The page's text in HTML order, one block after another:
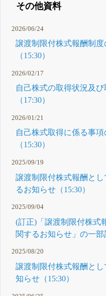
その他資料
2026/06/24
譲渡制限付株式報酬制
（15:30）
2026/02/17
自己株式の取得状況及
（17:30）
2026/01/21
自己株式取得に係る事
（15:30）
2025/09/19
譲渡制限付株式報酬と
るお知らせ（15:30）
2025/09/04
(訂正)「譲渡制限付株式
関するお知らせ」の一部
2025/08/20
譲渡制限付株式報酬と
知らせ（15:30）